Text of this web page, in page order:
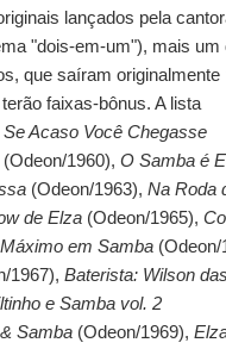
lançados pela
"dois-em-um"), mais um
que saíram originalmente
faixas-bônus. A lista
Se Acaso Você Chegasse
(Odeon/1960), O Samba é
(Odeon/1963), Na Roda
de Elza (Odeon/1965),
em Samba (Odeon/
1967), Baterista: Wilson
e Samba vol. 2
Samba (Odeon/1969),